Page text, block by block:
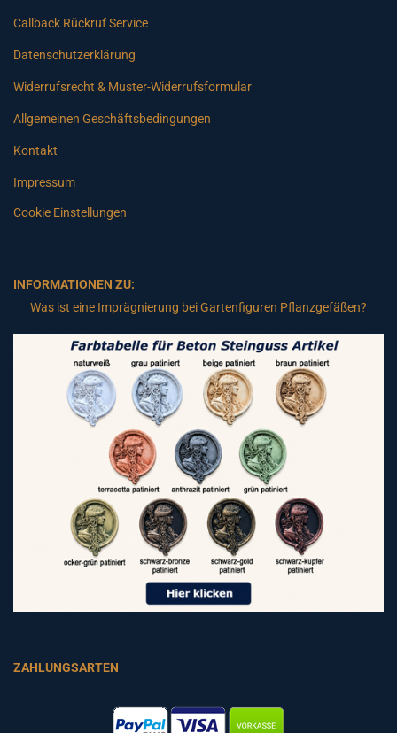
Callback Rückruf Service
Datenschutzerklärung
Widerrufsrecht & Muster-Widerrufsformular
Allgemeinen Geschäftsbedingungen
Kontakt
Impressum
Cookie Einstellungen
INFORMATIONEN ZU:
Was ist eine Imprägnierung bei Gartenfiguren Pflanzgefäßen?
ZAHLUNGSARTEN